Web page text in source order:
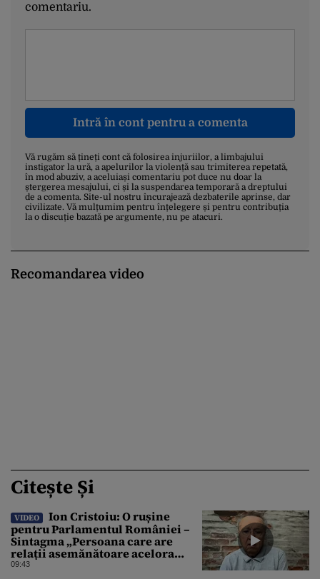
comentariu.
Intră în cont pentru a comenta
Vă rugăm să țineți cont că folosirea injuriilor, a limbajului
instigator la ură, a apelurilor la violență sau trimiterea repetată,
în mod abuziv, a aceluiași comentariu pot duce nu doar la
ștergerea mesajului, ci și la suspendarea temporară a dreptului
de a comenta. Site-ul nostru încurajează dezbaterile aprinse, dar
civilizate. Vă mulțumim pentru înțelegere și pentru contribuția
la o discuție bazată pe argumente, nu pe atacuri.
Recomandarea video
Citește Și
VIDEO
Ion Cristoiu: O rușine
pentru Parlamentul României –
Sintagma „Persoana care are
relații asemănătoare acelora
dintre soți” din Legea ANI
09:43